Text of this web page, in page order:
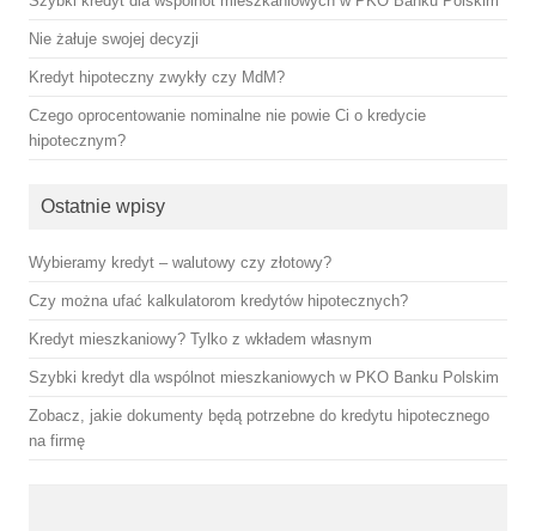
Nie żałuje swojej decyzji
Kredyt hipoteczny zwykły czy MdM?
Czego oprocentowanie nominalne nie powie Ci o kredycie
hipotecznym?
Ostatnie wpisy
Wybieramy kredyt – walutowy czy złotowy?
Czy można ufać kalkulatorom kredytów hipotecznych?
Kredyt mieszkaniowy? Tylko z wkładem własnym
Szybki kredyt dla wspólnot mieszkaniowych w PKO Banku Polskim
Zobacz, jakie dokumenty będą potrzebne do kredytu hipotecznego
na firmę